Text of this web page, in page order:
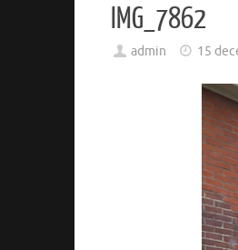
IMG_7862
admin 15